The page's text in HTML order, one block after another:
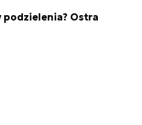
podzielenia? Ostra